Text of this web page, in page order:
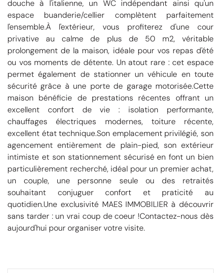
douche à l'italienne, un WC indépendant ainsi qu'un
espace buanderie/cellier complètent parfaitement
l'ensemble.À l'extérieur, vous profiterez d'une cour
privative au calme de plus de 50 m2, véritable
prolongement de la maison, idéale pour vos repas d'été
ou vos moments de détente. Un atout rare : cet espace
permet également de stationner un véhicule en toute
sécurité grâce à une porte de garage motorisée.Cette
maison bénéficie de prestations récentes offrant un
excellent confort de vie : isolation performante,
chauffages électriques modernes, toiture récente,
excellent état technique.Son emplacement privilégié, son
agencement entièrement de plain-pied, son extérieur
intimiste et son stationnement sécurisé en font un bien
particulièrement recherché, idéal pour un premier achat,
un couple, une personne seule ou des retraités
souhaitant conjuguer confort et praticité au
quotidien.Une exclusivité MAES IMMOBILIER à découvrir
sans tarder : un vrai coup de coeur !Contactez-nous dès
aujourd'hui pour organiser votre visite.